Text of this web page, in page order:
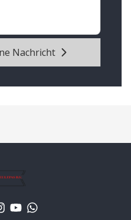
Nachricht